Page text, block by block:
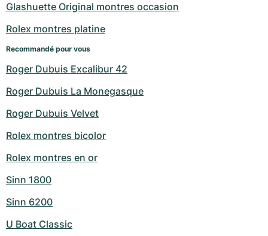
Glashuette Original montres occasion
Rolex montres platine
Recommandé pour vous
Roger Dubuis Excalibur 42
Roger Dubuis La Monegasque
Roger Dubuis Velvet
Rolex montres bicolor
Rolex montres en or
Sinn 1800
Sinn 6200
U Boat Classic